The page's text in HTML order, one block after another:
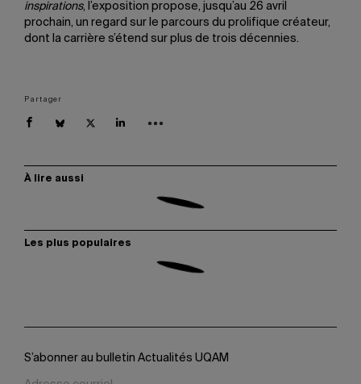
inspirations, l’exposition propose, jusqu’au 26 avril
prochain, un regard sur le parcours du prolifique créateur,
dont la carrière s’étend sur plus de trois décennies.
Partager
À lire aussi
Les plus populaires
S’abonner au bulletin Actualités UQAM